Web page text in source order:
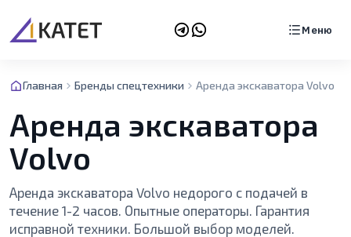
Меню
Главная Бренды спецтехники Аренда экскаватора Volvo
Аренда экскаватора
Volvo
Аренда экскаватора Volvo недорого с подачей в
течение 1-2 часов. Опытные операторы. Гарантия
исправной техники. Большой выбор моделей.